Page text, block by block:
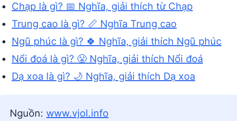
Chạp là gì? 📅 Nghĩa, giải thích từ Chạp
Trung cao là gì? 📏 Nghĩa Trung cao
Ngũ phúc là gì? 🍀 Nghĩa, giải thích Ngũ phúc
Nổi đoá là gì? 😤 Nghĩa, giải thích Nổi đoá
Dạ xoa là gì? 🌙 Nghĩa, giải thích Dạ xoa
Nguồn: www.vjol.info